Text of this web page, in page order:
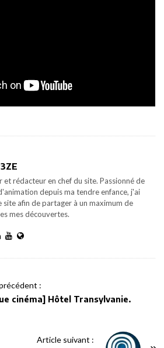
et rédacteur en chef du site. Passionné de
depuis ma tendre enfance, j'ai
site afin de partager à un maximum de
mes découvertes.
:
cinéma] Hôtel Transylvanie.
Article suivant :